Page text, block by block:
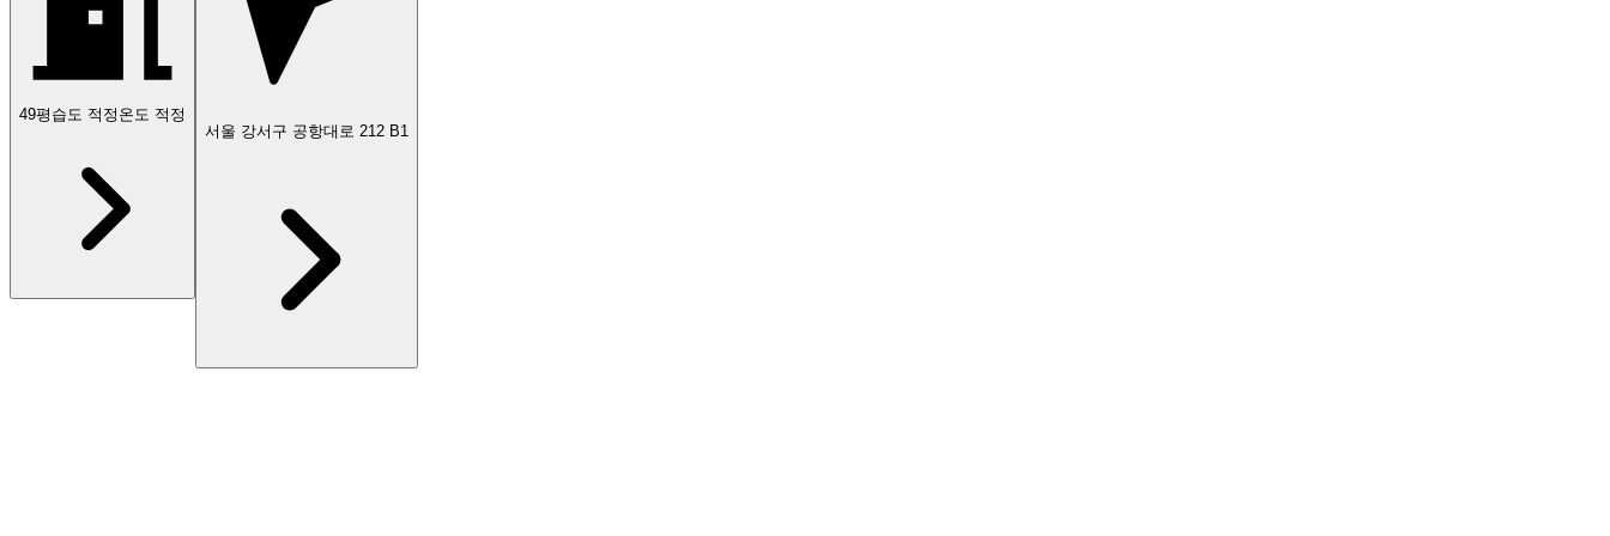
49평 습도 적정 온도 적정
서울 강서구 공항대로 212 B1